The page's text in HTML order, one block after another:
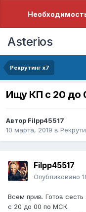
Asterios
Рекрутинг х7
Ищу КП с 20 до
Автор Filpp45517
10 марта, 2019 в
Filpp45517
Опубликовано
Всем прив. Готов
с 20 до 00 по МСК.